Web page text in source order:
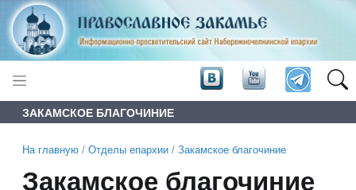
ЗАКАМСКОЕ БЛАГОЧИНИЕ
На главную / Отделы епархии / Закамское благочиние
Закамское благочиние